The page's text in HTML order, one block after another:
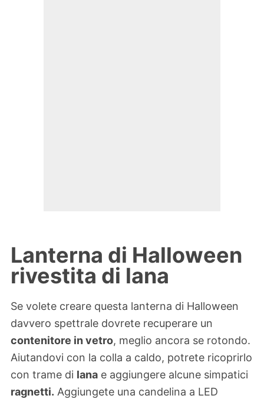
Lanterna di Halloween
rivestita di lana
Se volete creare questa lanterna di Halloween
davvero spettrale dovrete recuperare un
contenitore in vetro, meglio ancora se rotondo.
Aiutandovi con la colla a caldo, potrete ricoprirlo
con trame di lana e aggiungere alcune simpatici
ragnetti. Aggiungete una candelina a LED